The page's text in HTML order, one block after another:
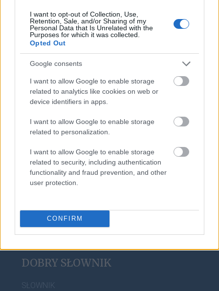
I want to opt-out of Collection, Use,
Retention, Sale, and/or Sharing of my
Personal Data that Is Unrelated with the
Purposes for which it was collected.
Opted Out
Google consents
I want to allow Google to enable storage
related to analytics like cookies on web or
device identifiers in apps.
I want to allow Google to enable storage
related to personalization.
I want to allow Google to enable storage
related to security, including authentication
functionality and fraud prevention, and other
user protection.
CONFIRM
Kirgistan
wymowa
pijany
aniżeliby
DOBRY SŁOWNIK
SŁOWNIK